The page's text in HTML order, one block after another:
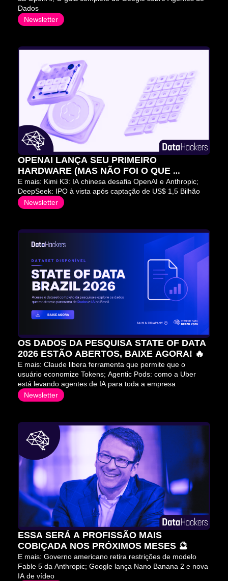
Dados
Newsletter
OPENAI LANÇA SEU PRIMEIRO
HARDWARE (MAS NÃO FOI O QUE
QUERÍAMOS) 😬
E mais: Kimi K3: IA chinesa desafia OpenAI e Anthropic;
DeepSeek: IPO à vista após captação de US$ 1,5 Bilhão
Newsletter
OS DADOS DA PESQUISA STATE OF DATA
2026 ESTÃO ABERTOS, BAIXE AGORA! 🔥
E mais: Claude libera ferramenta que permite que o
usuário economize Tokens; Agentic Pods: como a Uber
está levando agentes de IA para toda a empresa
Newsletter
ESSA SERÁ A PROFISSÃO MAIS
COBIÇADA NOS PRÓXIMOS MESES 🔮
E mais: Governo americano retira restrições de modelo
Fable 5 da Anthropic; Google lança Nano Banana 2 e nova
IA de vídeo